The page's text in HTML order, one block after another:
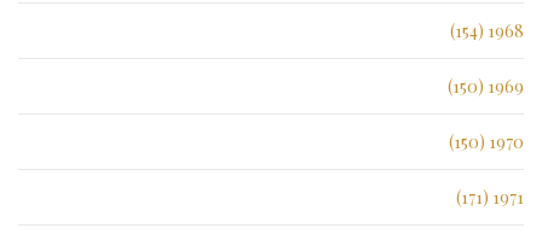
1968 (154)
1969 (150)
1970 (150)
1971 (171)